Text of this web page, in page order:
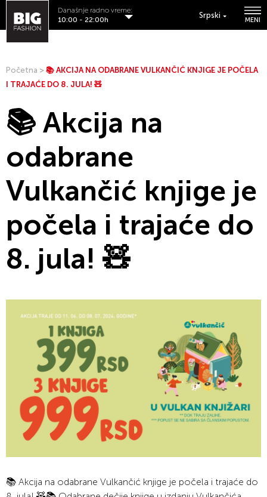
Srpski
MENI
Današnje radno vreme:
10:00 - 22:00h
Početna > 📚 AKCIJA NA ODABRANE VULKANČIĆ KNJIGE JE POČELA
I TRAJAĆE DO 8. JULA! 🧸️
📚 Akcija na
odabrane
Vulkančić knjige je
počela i trajaće do
8. jula! 🧸️
📚 Akcija na odabrane Vulkančić knjige je počela i trajaće do